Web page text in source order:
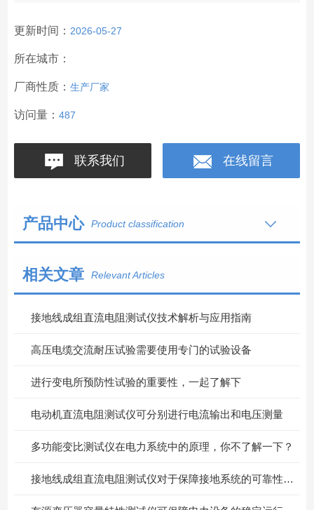
更新时间： 2026-05-27
所在城市：
厂商性质： 生产厂家
访问量： 487
联系我们 在线留言
产品中心 Product classification
相关文章 Relevant Articles
接地线成组直流电阻测试仪技术解析与应用指南
高压电缆交流耐压试验需要使用专门的试验设备
进行变电所预防性试验的重要性，一起了解下
电动机直流电阻测试仪可分别进行电流输出和电压测量
多功能变比测试仪在电力系统中的原理，你不了解一下？
接地线成组直流电阻测试仪对于保障接地系统的可靠性具有重要意义